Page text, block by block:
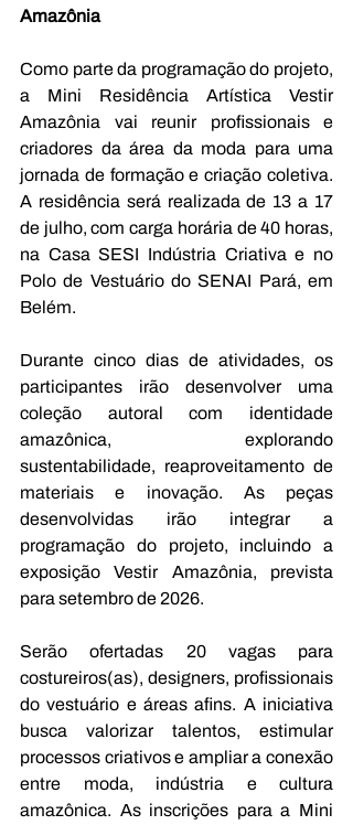
Amazônia
Como parte da programação do projeto,
a Mini Residência Artística Vestir
Amazônia vai reunir profissionais e
criadores da área da moda para uma
jornada de formação e criação coletiva.
A residência será realizada de 13 a 17
de julho, com carga horária de 40 horas,
na Casa SESI Indústria Criativa e no
Polo de Vestuário do SENAI Pará, em
Belém.
Durante cinco dias de atividades, os
participantes irão desenvolver uma
coleção autoral com identidade
amazônica, explorando
sustentabilidade, reaproveitamento de
materiais e inovação. As peças
desenvolvidas irão integrar a
programação do projeto, incluindo a
exposição Vestir Amazônia, prevista
para setembro de 2026.
Serão ofertadas 20 vagas para
costureiros(as), designers, profissionais
do vestuário e áreas afins. A iniciativa
busca valorizar talentos, estimular
processos criativos e ampliar a conexão
entre moda, indústria e cultura
amazônica. As inscrições para a Mini